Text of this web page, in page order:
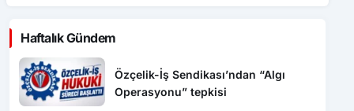
Haftalık Gündem
Özçelik-İş Sendikası’ndan “Algı
Operasyonu” tepkisi